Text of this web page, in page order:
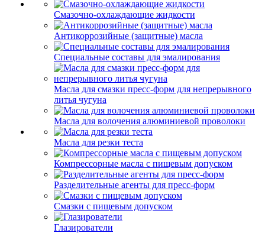
Смазочно-охлаждающие жидкости
Антикоррозийные (защитные) масла
Специальные составы для эмалирования
Масла для смазки пресс-форм для непрерывного
литья чугуна
Масла для волочения алюминиевой проволоки
Масла для резки теста
Компрессорные масла с пищевым допуском
Разделительные агенты для пресс-форм
Смазки с пищевым допуском
Глазирователи